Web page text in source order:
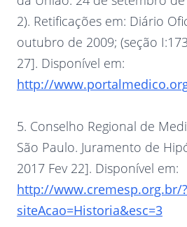
2). Retificações em: Diário
outubro de 2009; (seção
27]. Disponível em:
http://
5. Conselho Regional de
São Paulo. Juramento de
2017 Fev 22]. Disponível em:
http://www.cremesp.org.br/?
siteAcao=Historia&esc=3